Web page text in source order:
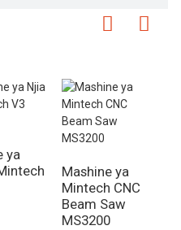
ya
Mashine ya
Mintech CNC
Beam Saw
MS3200